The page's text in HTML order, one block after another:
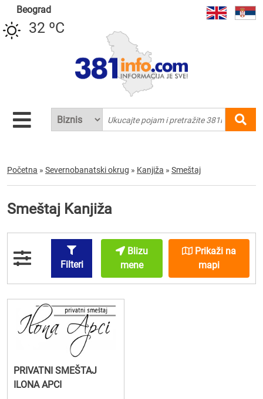
Beograd
32 ºC
Početna » Severnobanatski okrug » Kanjiža » Smeštaj
Smeštaj Kanjiža
Filteri
Blizu
mene
Prikaži na
mapi
PRIVATNI SMEŠTAJ
ILONA APCI